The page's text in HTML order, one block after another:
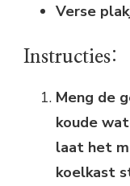
Verse
Instructies:
Meng de
koude
laat het
koelkast